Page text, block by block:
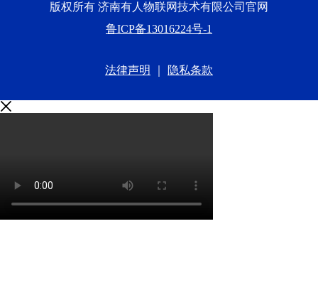
版权所有 济南有人物联网技术有限公司官网
鲁ICP备13016224号-1
法律声明 隐私条款